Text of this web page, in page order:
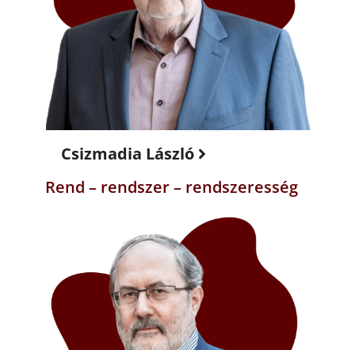
Csizmadia László
Rend – rendszer – rendszeresség